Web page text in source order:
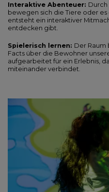
Interaktive Abenteuer: Durch
bewegen sich die Tiere oder es
entsteht ein interaktiver
entdecken gibt.
Spielerisch lernen: Der Raum
Facts über die Bewohner
aufgearbeitet für ein Erlebnis,
miteinander verbindet.